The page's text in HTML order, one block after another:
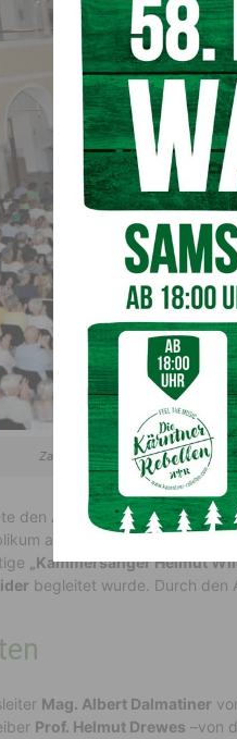
Zahlreiche Besucher beim Start in
den Abend, gefolgt vom
auf einer Klangwolke
„Kammersänger Helmut
begleitet wurde. Durch den
Mag. Albert Dalmatiner
Prof. Helmut Drewes –von